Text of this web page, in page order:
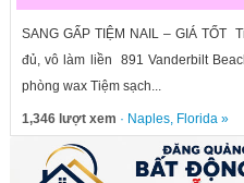
SANG GẤP TIỆM NAIL – GIÁ TỐT
đủ, vô làm liền 891 Vanderbilt
phòng wax Tiệm sạch...
1,346 lượt xem · Naples, Florida»